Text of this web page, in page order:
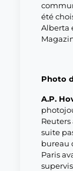
été
Alberta
Photo
A.P.
Reuters
suite
bureau
Paris